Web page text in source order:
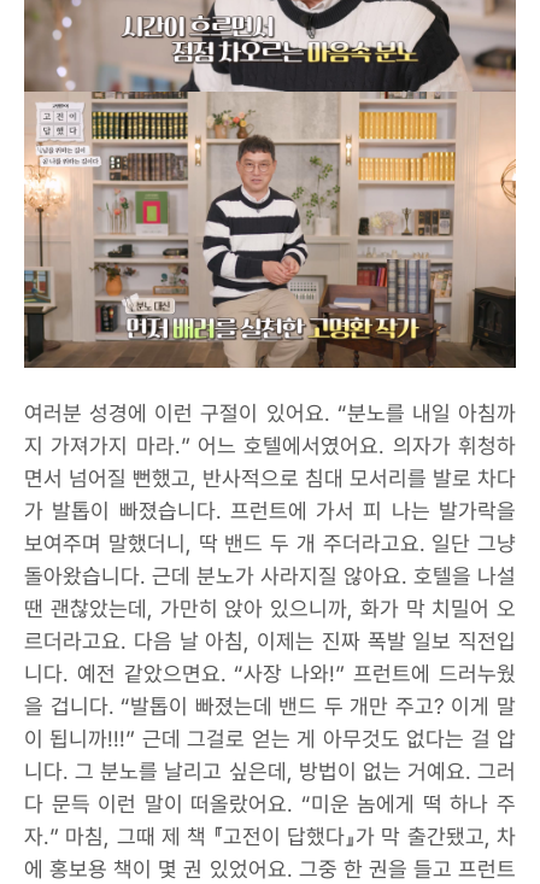
여러분 성경에 이런 구절이 있어요. “분노를 내일 아침까
지 가져가지 마라.” 어느 호텔에서였어요. 의자가 휘청하
면서 넘어질 뻔했고, 반사적으로 침대 모서리를 발로 차다
가 발톱이 빠졌습니다. 프런트에 가서 피 나는 발가락을
보여주며 말했더니, 딱 밴드 두 개 주더라고요. 일단 그냥
돌아왔습니다. 근데 분노가 사라지질 않아요. 호텔을 나설
땐 괜찮았는데, 가만히 앉아 있으니까, 화가 막 치밀어 오
르더라고요. 다음 날 아침, 이제는 진짜 폭발 일보 직전입
니다. 예전 같았으면요. “사장 나와!” 프런트에 드러누웠
을 겁니다. “발톱이 빠졌는데 밴드 두 개만 주고? 이게 말
이 됩니까!!!” 근데 그걸로 얻는 게 아무것도 없다는 걸 압
니다. 그 분노를 날리고 싶은데, 방법이 없는 거예요. 그러
다 문득 이런 말이 떠올랐어요. “미운 놈에게 떡 하나 주
자.” 마침, 그때 제 책 『고전이 답했다』가 막 출간됐고, 차
에 홍보용 책이 몇 권 있었어요. 그중 한 권을 들고 프런트